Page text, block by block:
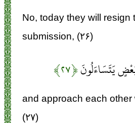
No, today they will resign
submission, (۲۶)
يَتَسَاءَلُونَ﴿۲۷﴾
and approach each other
(۲۷)